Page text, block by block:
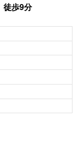
徒歩9分